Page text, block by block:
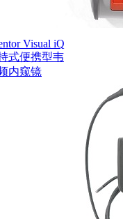
Visual iQ
式便携型韦
内窥镜